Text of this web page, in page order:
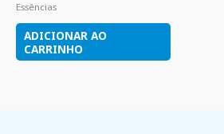
Essências
ADICIONAR AO
CARRINHO